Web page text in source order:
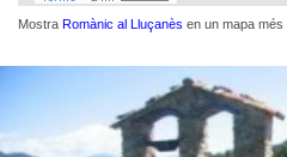
Mostra Romànic al Lluçanès en un mapa més